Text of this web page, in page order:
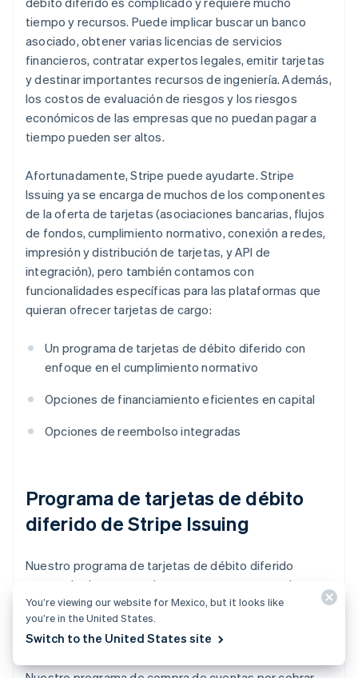
tiempo y recursos. Puede implicar buscar un banco
asociado, obtener varias licencias de servicios
financieros, contratar expertos legales, emitir tarjetas
y destinar importantes recursos de ingeniería. Además,
los costos de evaluación de riesgos y los riesgos
económicos de las empresas que no puedan pagar a
tiempo pueden ser altos.
Afortunadamente, Stripe puede ayudarte. Stripe
Issuing ya se encarga de muchos de los componentes
de la oferta de tarjetas (asociaciones bancarias, flujos
de fondos, cumplimiento normativo, conexión a redes,
impresión y distribución de tarjetas, y API de
integración), pero también contamos con
funcionalidades específicas para las plataformas que
quieran ofrecer tarjetas de cargo:
Un programa de tarjetas de débito diferido con
enfoque en el cumplimiento normativo
Opciones de financiamiento eficientes en capital
Opciones de reembolso integradas
Programa de tarjetas de débito
diferido de Stripe Issuing
Nuestro programa de tarjetas de débito diferido
consta de dos partes clave: nuestro programa de
compra de cuentas por cobrar y nuestras API.
Programa de compra de créditos
You’re viewing our website for Mexico, but it looks like
you’re in the United States.
Switch to the United States site